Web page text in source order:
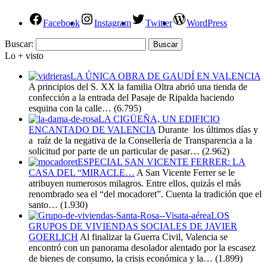
Facebook Instagram Twitter WordPress
Buscar:
Lo + visto
LA ÚNICA OBRA DE GAUDÍ EN VALENCIA
A principios del S. XX la familia Oltra abrió una tienda de
confección a la entrada del Pasaje de Ripalda haciendo
esquina con la calle… (6.795)
LA CIGÜEÑA, UN EDIFICIO
ENCANTADO DE VALENCIA Durante los últimos días y
a raíz de la negativa de la Consellería de Transparencia a la
solicitud por parte de un particular de pasar… (2.962)
ESPECIAL SAN VICENTE FERRER: LA
CASA DEL “MIRACLE… A San Vicente Ferrer se le
atribuyen numerosos milagros. Entre ellos, quizás el más
renombrado sea el “del mocadoret”. Cuenta la tradición que el
santo… (1.930)
LOS
GRUPOS DE VIVIENDAS SOCIALES DE JAVIER
GOERLICH Al finalizar la Guerra Civil, Valencia se
encontró con un panorama desolador alentado por la escasez
de bienes de consumo, la crisis económica y la… (1.899)